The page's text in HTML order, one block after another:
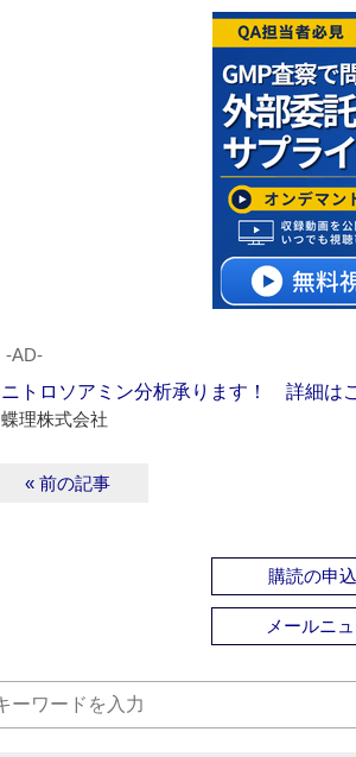
‐AD‐
ニトロソアミン分析承ります！ 詳細は
蝶理株式会社
« 前の記事
購読の申
メールニ